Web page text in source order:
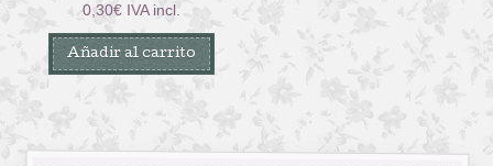
0,30€ IVA incl.
Añadir al carrito